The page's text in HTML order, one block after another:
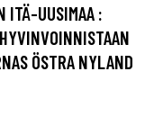
ITÄ-UUSIMAA :
ÖSTRA NYLAND